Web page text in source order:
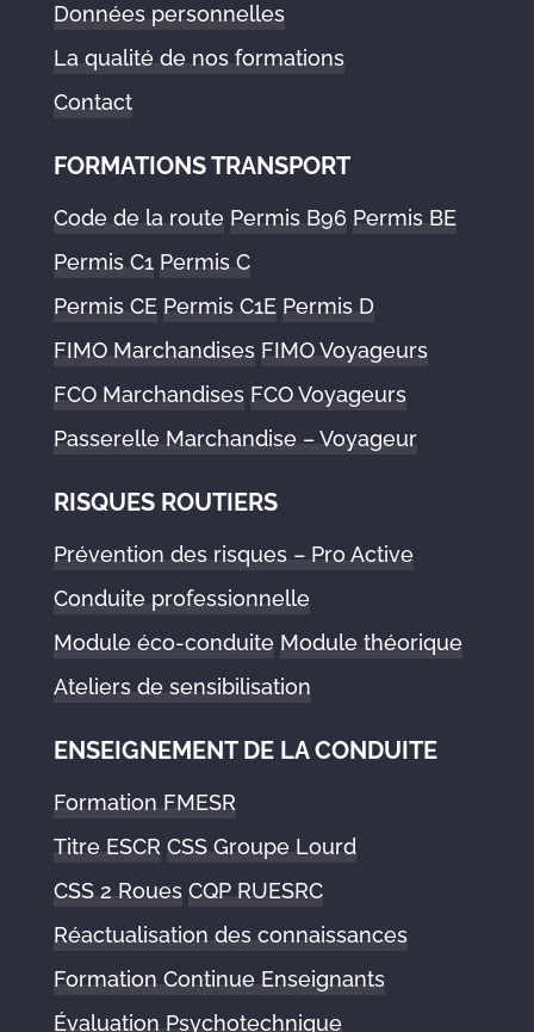
Données personnelles
La qualité de nos formations
Contact
FORMATIONS TRANSPORT
Code de la route Permis B96 Permis BE
Permis C1 Permis C
Permis CE Permis C1E Permis D
FIMO Marchandises FIMO Voyageurs
FCO Marchandises FCO Voyageurs
Passerelle Marchandise – Voyageur
RISQUES ROUTIERS
Prévention des risques – Pro Active
Conduite professionnelle
Module éco-conduite Module théorique
Ateliers de sensibilisation
ENSEIGNEMENT DE LA CONDUITE
Formation FMESR
Titre ESCR CSS Groupe Lourd
CSS 2 Roues CQP RUESRC
Réactualisation des connaissances
Formation Continue Enseignants
Évaluation Psychotechnique